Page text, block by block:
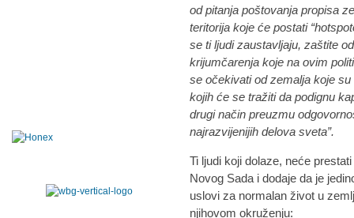
od pitanja poštovanja propisa
teritorija koje će postati
se ti ljudi zaustavljaju, zaštite
krijumčarenja koje na ovim
se očekivati od zemalja koje
kojih će se tražiti da podignu
drugi način preuzmu
najrazvijenijih delova sveta”.
Ti ljudi koji dolaze, neće
Novog Sada i dodaje da je
uslovi za normalan život u
njihovom okruženju: